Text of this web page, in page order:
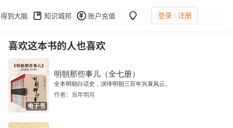
得到大脑 知识城邦 账户充值 登录 注册
喜欢这本书的人也喜欢
电子书
明朝那些事儿（全七册）
全本明朝白话史，演绎明朝三百年兴衰风云。
作者：当年明月